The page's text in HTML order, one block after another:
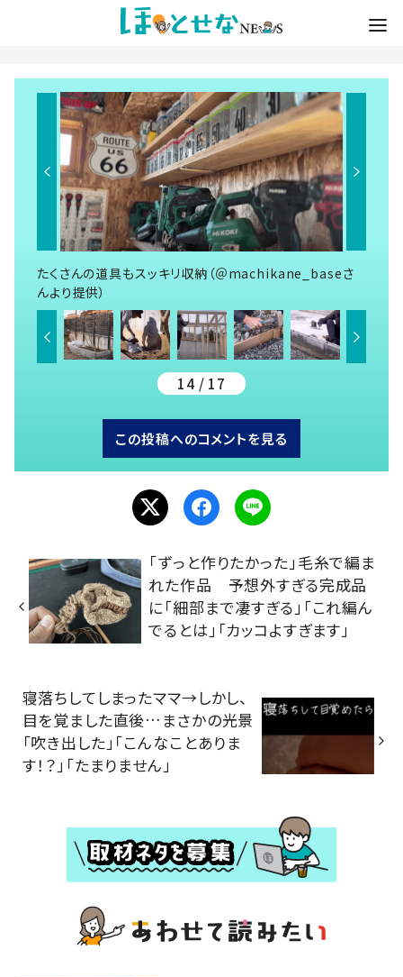
たくさんの道具もスッキリ収納（＠machikane_baseさ
んより提供）
14 / 17
この投稿へのコメントを見る
「ずっと作りたかった」毛糸で編ま
れた作品 予想外すぎる完成品
に「細部まで凄すぎる」「これ編ん
でるとは」「カッコよすぎます」
寝落ちしてしまったママ→しかし、
目を覚ました直後…まさかの光景
「吹き出した」「こんなことありま
す！？」「たまりません」